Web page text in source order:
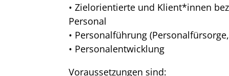
• Zielorientierte und Klient*innen
Personal
• Personalführung
• Personalentwicklung
Voraussetzungen sind: